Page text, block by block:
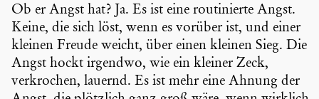
Ob er Angst hat? Ja. Es ist eine routi­nierte Angst.
Keine, die sich löst, wenn es vorüber ist, und einer
kleinen Freude weicht, über einen kleinen Sieg. Die
Angst hockt irgendwo, wie ein kleiner Zeck,
verkro­chen, lauernd. Es ist mehr eine Ahnung der